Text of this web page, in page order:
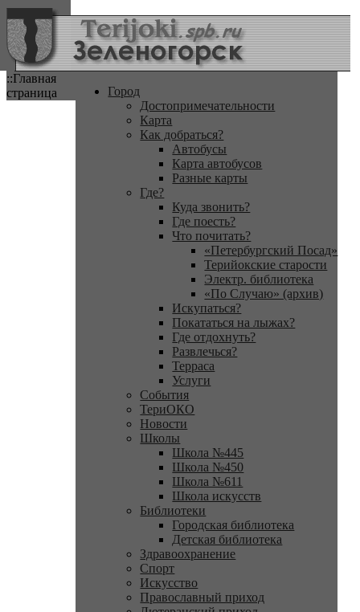
::Главная
страница
Город
Достопримечательности
Карта
Как добраться?
Автобусы
Карта автобусов
Разные карты
Где?
Куда звонить?
Где поесть?
Что почитать?
«Петербургский Посад»
Терийокские старости
Электр. библиотека
«По Случаю» (архив)
Искупаться?
Покататься на лыжах?
Где отдохнуть?
Развлечься?
Терраса
Услуги
События
ТериОКО
Новости
Школы
Школа №445
Школа №450
Школа №611
Школа искусств
Библиотеки
Городская библиотека
Детская библиотека
Здравоохранение
Спорт
Искусство
Православный приход